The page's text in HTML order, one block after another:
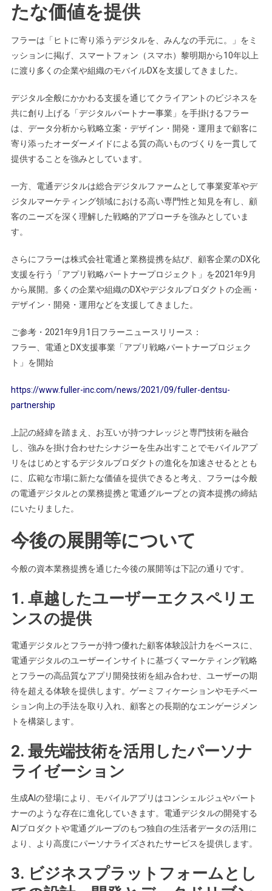
たな価値を提供
フラーは「ヒトに寄り添うデジタルを、みんなの手元に。」をミ
ッションに掲げ、スマートフォン（スマホ）黎明期から10年以上
に渡り多くの企業や組織のモバイルDXを支援してきました。
デジタル全般にかかわる支援を通じてクライアントのビジネスを
共に創り上げる「デジタルパートナー事業」を手掛けるフラー
は、データ分析から戦略立案・デザイン・開発・運用まで顧客に
寄り添ったオーダーメイドによる質の高いものづくりを一貫して
提供することを強みとしています。
一方、電通デジタルは総合デジタルファームとして事業変革やデ
ジタルマーケティング領域における高い専門性と知見を有し、顧
客のニーズを深く理解した戦略的アプローチを強みとしていま
す。
さらにフラーは株式会社電通と業務提携を結び、顧客企業のDX化
支援を行う「アプリ戦略パートナープロジェクト」を2021年9月
から展開。多くの企業や組織のDXやデジタルプロダクトの企画・
デザイン・開発・運用などを支援してきました。
ご参考・2021年9月1日フラーニュースリリース：
フラー、電通とDX支援事業「アプリ戦略パートナープロジェク
ト」を開始
https://www.fuller-inc.com/news/2021/09/fuller-dentsu-
partnership
上記の経緯を踏まえ、お互いが持つナレッジと専門技術を融合
し、強みを掛け合わせたシナジーを生み出すことでモバイルアプ
リをはじめとするデジタルプロダクトの進化を加速させるととも
に、広範な市場に新たな価値を提供できると考え、フラーは今般
の電通デジタルとの業務提携と電通グループとの資本提携の締結
にいたりました。
今後の展開等について
今般の資本業務提携を通じた今後の展開等は下記の通りです。
1. 卓越したユーザーエクスペリエ
ンスの提供
電通デジタルとフラーが持つ優れた顧客体験設計力をベースに、
電通デジタルのユーザーインサイトに基づくマーケティング戦略
とフラーの高品質なアプリ開発技術を組み合わせ、ユーザーの期
待を超える体験を提供します。ゲーミフィケーションやモチベー
ション向上の手法を取り入れ、顧客との長期的なエンゲージメン
トを構築します。
2. 最先端技術を活用したパーソナ
ライゼーション
生成AIの登場により、モバイルアプリはコンシェルジュやパート
ナーのような存在に進化していきます。電通デジタルの開発する
AIプロダクトや電通グループのもつ独自の生活者データの活用に
より、より高度にパーソナライズされたサービスを提供します。
3. ビジネスプラットフォームとし